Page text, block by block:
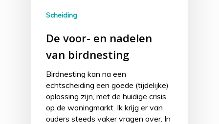
Scheiding
De voor- en nadelen
van birdnesting
Birdnesting kan na een
echtscheiding een goede (tijdelijke)
oplossing zijn, met de huidige crisis
op de woningmarkt. Ik krijg er van
ouders steeds vaker vragen over. In